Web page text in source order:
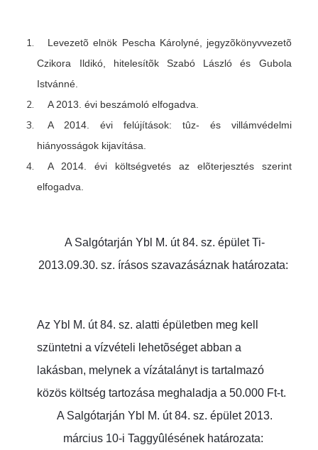
Levezetõ elnök Pescha Károlyné, jegyzõkönyvvezetõ
Czikora Ildikó, hitelesítõk Szabó László és Gubola
Istvánné.
A 2013. évi beszámoló elfogadva.
A 2014. évi felújítások: tûz- és villámvédelmi
hiányosságok kijavítása.
A 2014. évi költségvetés az elõterjesztés szerint
elfogadva.
A Salgótarján Ybl M. út 84. sz. épület Ti-
2013.09.30. sz. írásos szavazásáznak határozata:
Az Ybl M. út 84. sz. alatti épületben meg kell
szüntetni a vízvételi lehetõséget abban a
lakásban, melynek a vízátalányt is tartalmazó
közös költség tartozása meghaladja a 50.000 Ft-t.
A Salgótarján Ybl M. út 84. sz. épület 2013.
március 10-i Taggyûlésének határozata: